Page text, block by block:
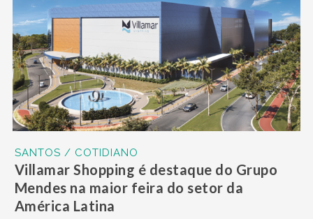
SANTOS / COTIDIANO
Villamar Shopping é destaque do Grupo
Mendes na maior feira do setor da
América Latina